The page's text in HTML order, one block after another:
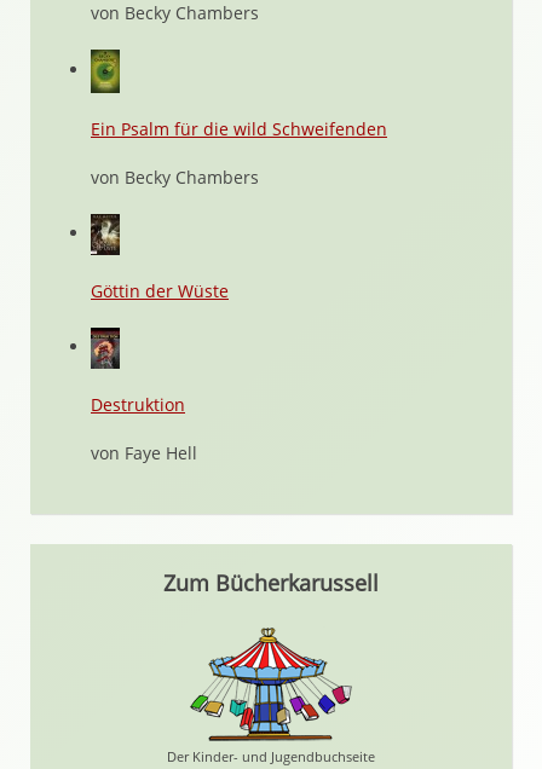
von Becky Chambers
Ein Psalm für die wild Schweifenden
von Becky Chambers
Göttin der Wüste
Destruktion
von Faye Hell
Zum Bücherkarussell
Der Kinder- und Jugendbuchseite